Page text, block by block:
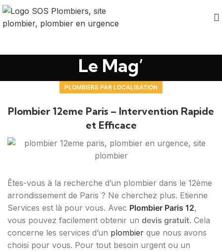
Le Mag’
PLOMBIERS PAR LOCALISATION
Plombier 12eme Paris – Intervention Rapide
et Efficace
Êtes-vous à la recherche d’un plombier dans le 12ème
arrondissement de Paris ? Ne cherchez plus. Etienne
Services est là pour vous. Avec Plombier Paris 12,
vous pouvez facilement obtenir un devis gratuit. Cela
concerne les services d’un plombier que nous avons
choisi pour vous. Pour tout besoin urgent ou un